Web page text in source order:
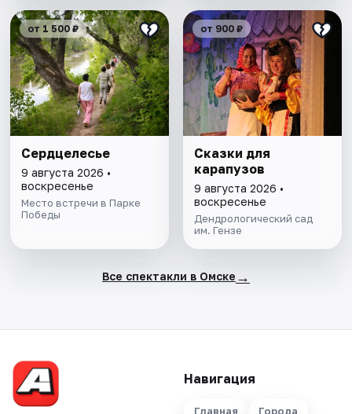
от 1 500 ₽
Сердцелесье
9 августа 2026 •
воскресенье
Место встречи в Парке
Победы
от 900 ₽
Сказки для
карапузов
9 августа 2026 •
воскресенье
Дендрологический сад
им. Гензе
Все спектакли в Омске →
Навигация
Главная Города